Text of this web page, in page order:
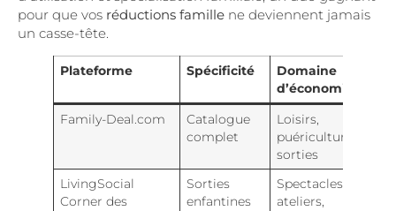
pour que vos réductions famille ne deviennent jamais
un casse-tête.
Plateforme Spécificité
Domaine
d’économies
Family-Deal.com
Catalogue
complet
Loisirs,
puériculture,
sorties
LivingSocial
Corner des
Sorties
enfantines
Spectacles,
ateliers,